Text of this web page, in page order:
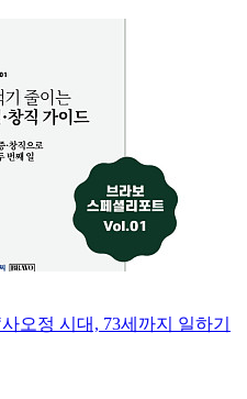
오정 시대, 73세까지 일하기